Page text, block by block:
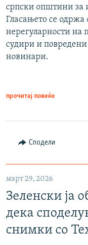
српски општини за
Гласањето се одржа
нерегуларности на
судири и
новинари.
прочитај повеќе
Сподели
март 29, 2026
Зеленски ја
дека
снимки со